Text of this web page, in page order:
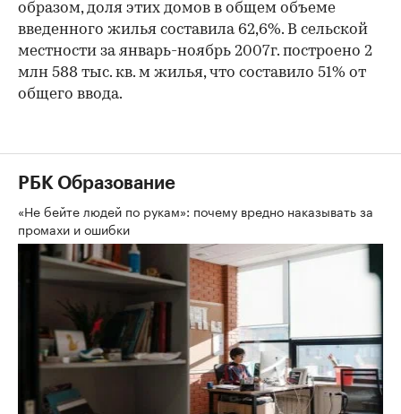
образом, доля этих домов в общем объеме
введенного жилья составила 62,6%. В сельской
местности за январь-ноябрь 2007г. построено 2
млн 588 тыс. кв. м жилья, что составило 51% от
общего ввода.
РБК Образование
«Не бейте людей по рукам»: почему вредно наказывать за
промахи и ошибки